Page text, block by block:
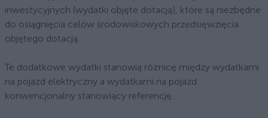
inwestycyjnych (wydatki objęte dotacją), które są niezbędne
do osiągnięcia celów środowiskowych przedsięwzięcia
objętego dotacją.
Te dodatkowe wydatki stanowią różnicę między wydatkami
na pojazd elektryczny a wydatkami na pojazd
konwencjonalny stanowiący referencję.